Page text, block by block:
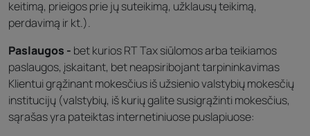
keitimą, prieigos prie jų suteikimą, užklausų teikimą,
perdavimą ir kt.).
Paslaugos - bet kurios RT Tax siūlomos arba teikiamos
paslaugos, įskaitant, bet neapsiribojant tarpininkavimas
Klientui grąžinant mokesčius iš užsienio valstybių mokesčių
institucijų (valstybių, iš kurių galite susigrąžinti mokesčius,
sąrašas yra pateiktas internetiniuose puslapiuose: